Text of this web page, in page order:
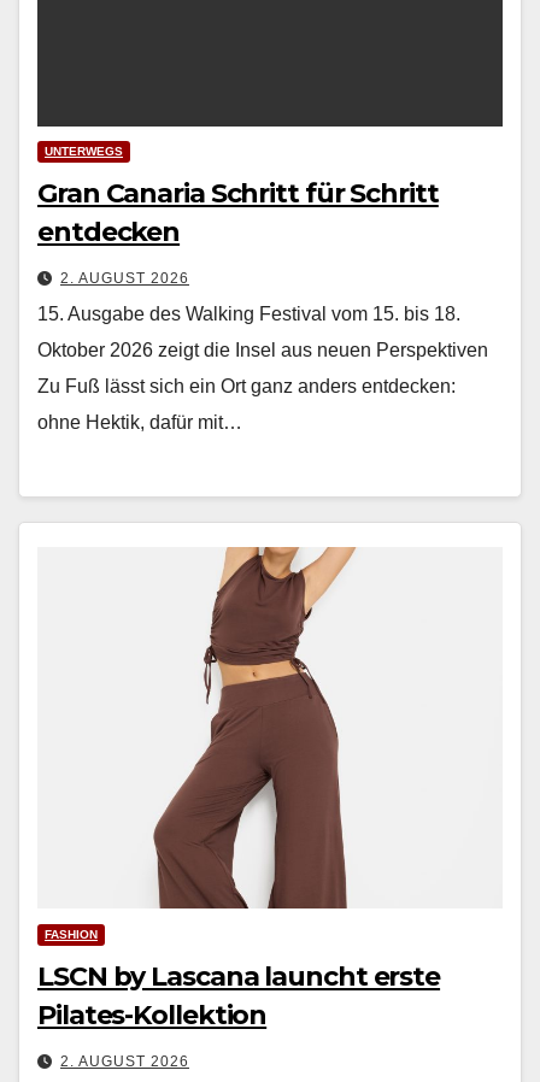
UNTERWEGS
Gran Canaria Schritt für Schritt
entdecken
2. AUGUST 2026
15. Ausgabe des Walking Festival vom 15. bis 18.
Oktober 2026 zeigt die Insel aus neuen Perspektiven
Zu Fuß lässt sich ein Ort ganz anders ent­deck­en:
ohne Hek­tik, dafür mit…
FASHION
LSCN by Lascana launcht erste
Pilates-Kollektion
2. AUGUST 2026